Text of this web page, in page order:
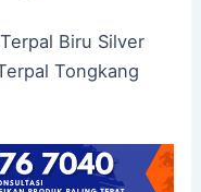
Biru Silver
Tongkang